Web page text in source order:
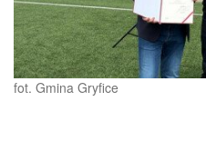
fot. Gmina Gryfice